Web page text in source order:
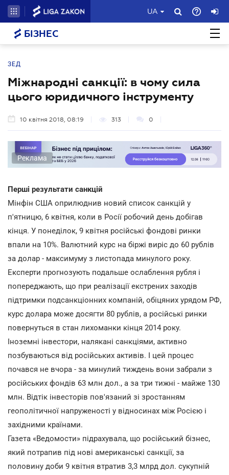
UA
БІЗНЕС
ЗЕД
Міжнародні санкції: в чому сила
цього юридичного інструменту
10 квітня 2018, 08:19 313 0
Реклама
Перші результати санкцій
Мінфін США оприлюднив новий список санкцій у
п'ятницю, 6 квітня, коли в Росії робочий день добігав
кінця. У понеділок, 9 квітня російські фондові ринки
впали на 10%. Валютний курс на біржі виріс до 60 рублів
за долар - максимуму з листопада минулого року.
Експерти прогнозують подальше ослаблення рубля і
попереджають, що при реалізації екстрених заходів
підтримки подсанкціонних компаній, обіцяних урядом РФ,
курс долара може досягти 80 рублів, а російські ринки
повернуться в стан лихоманки кінця 2014 року.
Іноземні інвестори, налякані санкціями, активно
позбуваються від російських активів. І цей процес
почався не вчора - за минулий тиждень вони забрали з
російських фондів 63 млн дол., а за три тижні - майже 130
млн. Відтік інвесторів пов'язаний зі зростанням
геополітичної напруженості у відносинах між Росією і
західними країнами.
Газета «Ведомости» підрахувала, що російський бізнес,
який потрапив під нові американські санкції, за
половину доби 9 квітня втратив 3,3 млрд дол. сукупній